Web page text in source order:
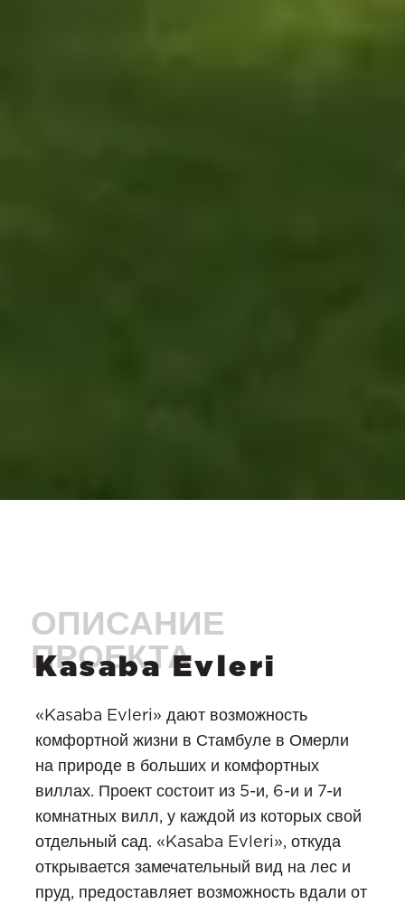
Kasaba Evleri
«Kasaba Evleri» дают возможность
комфортной жизни в Стамбуле в Омерли
на природе в больших и комфортных
виллах. Проект состоит из 5-и, 6-и и 7-и
комнатных вилл, у каждой из которых свой
отдельный сад. «Kasaba Evleri», откуда
открывается замечательный вид на лес и
пруд, предоставляет возможность вдали от